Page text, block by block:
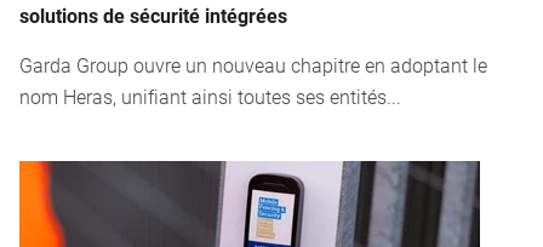
solutions de sécurité intégrées
Garda Group ouvre un nouveau chapitre en adoptant le
nom Heras, unifiant ainsi toutes ses entités...